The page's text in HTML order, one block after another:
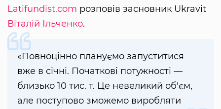
Latifundist.com розповів засновник Ukravit
Віталій Ільченко.
«Повноцінно плануємо запуститися
вже в січні. Початкові потужності —
близько 10 тис. т. Це невеликий об'єм,
але поступово зможемо виробляти